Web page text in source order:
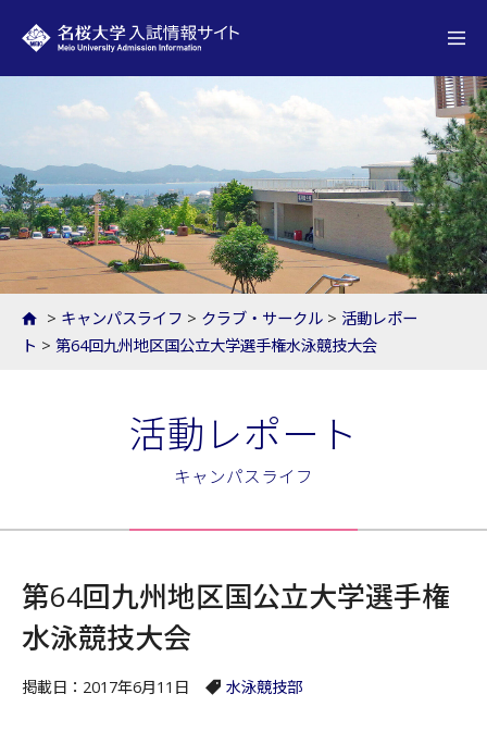
> キャンパスライフ > クラブ・サークル > 活動レポー
ト > 第64回九州地区国公立大学選手権水泳競技大会
活動レポート
キャンパスライフ
第64回九州地区国公立大学選手権
水泳競技大会
掲載日：2017年6月11日 水泳競技部